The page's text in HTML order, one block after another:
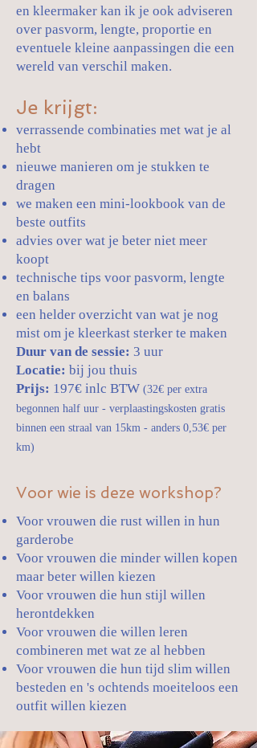
en kleermaker kan ik je ook adviseren
over pasvorm, lengte, proportie en
eventuele kleine aanpassingen die een
wereld van verschil maken.
Je krijgt:
verrassende combinaties met wat je al
hebt
nieuwe manieren om je stukken te
dragen
we maken een mini-lookbook van de
beste outfits
advies over wat je beter niet meer
koopt
technische tips voor pasvorm, lengte
en balans
een helder overzicht van wat je nog
mist om je kleerkast sterker te maken
Duur van de sessie: 3 uur
Locatie: bij jou thuis
Prijs: 197€ inlc BTW (32€ per extra
begonnen half uur - verplaastingskosten gratis
binnen een straal van 15km - anders 0,53€ per
km)
Voor wie is deze workshop?
Voor vrouwen die rust willen in hun
garderobe
Voor vrouwen die minder willen kopen
maar beter willen kiezen
Voor vrouwen die hun stijl willen
herontdekken
Voor vrouwen die willen leren
combineren met wat ze al hebben
Voor vrouwen die hun tijd slim willen
besteden en 's ochtends moeiteloos een
outfit willen kiezen